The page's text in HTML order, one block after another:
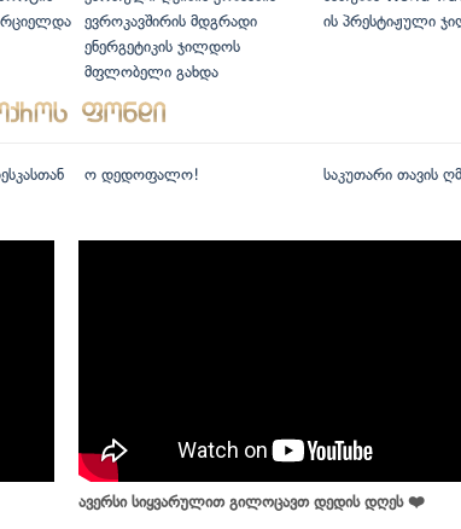
ევროკავშირის მდგრადი
ენერგეტიკის ჯილდოს
მფლობელი გახდა
ის პრესტიჟული
ო დედოფალო! საკუთარი თავის
ავერსი სიყვარულით გილოცავთ დედის დღეს ❤️